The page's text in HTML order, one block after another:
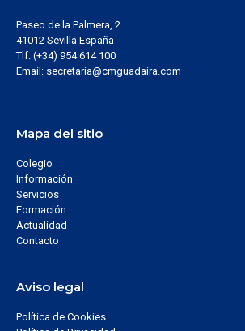
Paseo de la Palmera, 2
41012 Sevilla España
Tlf: (+34) 954 614 100
Email: secretaria@cmguadaira.com
Mapa del sitio
Colegio
Información
Servicios
Formación
Actualidad
Contacto
Aviso legal
Política de Cookies